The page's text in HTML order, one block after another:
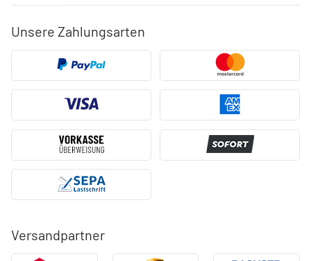
Unsere Zahlungsarten
Versandpartner